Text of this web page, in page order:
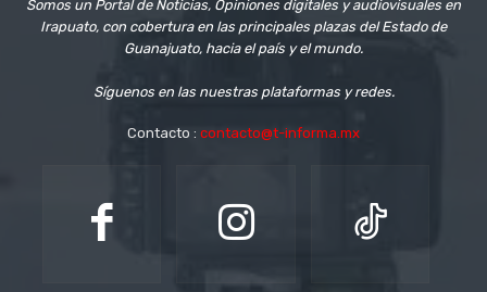
Somos un Portal de Noticias, Opiniones digitales y audiovisuales en
Irapuato, con cobertura en las principales plazas del Estado de
Guanajuato, hacia el país y el mundo.
Síguenos en las nuestras plataformas y redes.
Contacto : contacto@t-informa.mx